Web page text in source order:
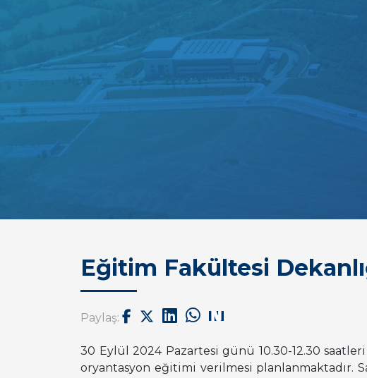
Eğitim Fakültesi
Paylaş:
30 Eylül 2024 Pazartesi günü 10.30-12.30
oryantasyon eğitimi verilmesi planlanmaktadır.